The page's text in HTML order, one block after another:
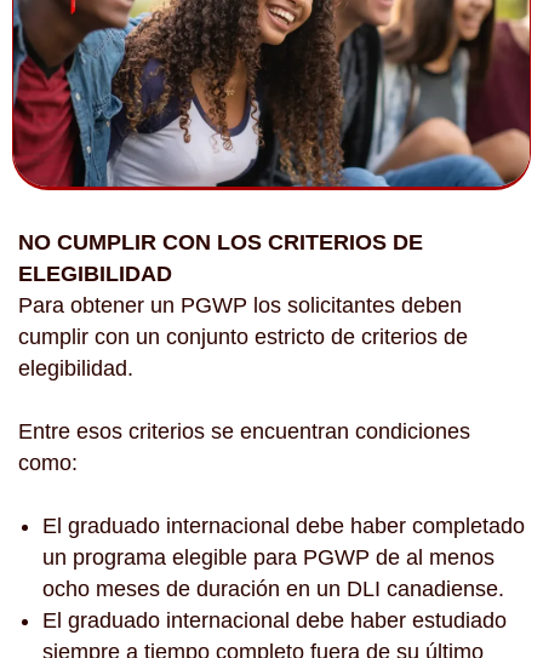
NO CUMPLIR CON LOS CRITERIOS DE
ELEGIBILIDAD
Para obtener un PGWP los solicitantes deben
cumplir con un conjunto estricto de criterios de
elegibilidad.
Entre esos criterios se encuentran condiciones
como:
El graduado internacional debe haber completado
un programa elegible para PGWP de al menos
ocho meses de duración en un DLI canadiense.
El graduado internacional debe haber estudiado
siempre a tiempo completo fuera de su último